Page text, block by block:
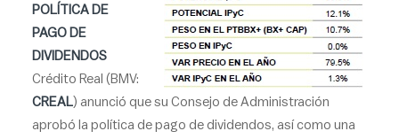
POLÍTICA DE
PAGO DE
DIVIDENDOS
Crédito Real (BMV:
CREAL) anunció que su Consejo de Administración
aprobó la política de pago de dividendos, así como una